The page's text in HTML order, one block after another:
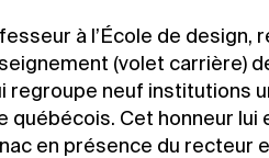
à l’École de design,
(volet carrière)
regroupe neuf institutions
Cet honneur lui
en présence du recteur